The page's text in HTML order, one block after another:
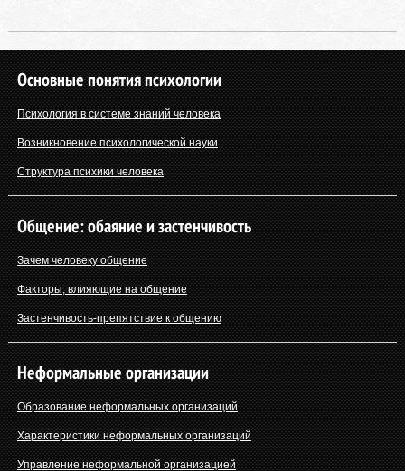
Основные понятия психологии
Психология в системе знаний человека
Возникновение психологической науки
Структура психики человека
Общение: обаяние и застенчивость
Зачем человеку общение
Факторы, влияющие на общение
Застенчивость-препятствие к общению
Неформальные организации
Образование неформальных организаций
Характеристики неформальных организаций
Управление неформальной организацией